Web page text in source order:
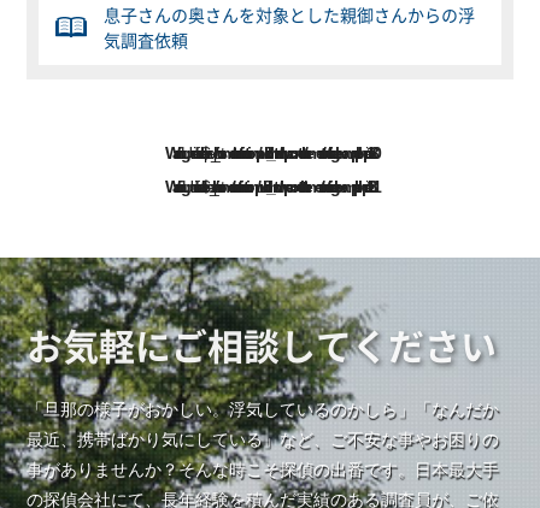
息子さんの奥さんを対象とした親御さんからの浮
気調査依頼
Warning: Undefined variable $prev_post in/home/rstantei/rs-tantei.com/public_html/wp-content/themes/rs-tantei/single-example.php130
Warning: Undefined variable $next_post in/home/rstantei/rs-tantei.com/public_html/wp-content/themes/rs-tantei/single-example.php131
お気軽にご相談してください
「旦那の様子がおかしい。浮気しているのかしら」「なんだか
最近、携帯ばかり気にしている」など、ご不安な事やお困りの
事がありませんか？そんな時こそ探偵の出番です。日本最大手
の探偵会社にて、長年経験を積んだ実績のある調査員が、ご依